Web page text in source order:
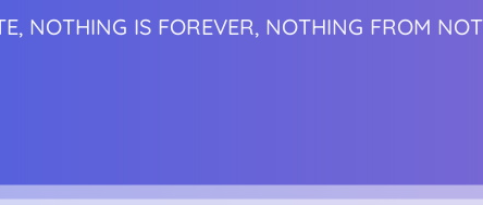
NOTHING IS FOREVER, NOTHING FROM